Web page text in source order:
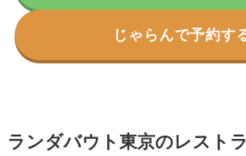
じゃらんで予約す
ランダバウト東京のレスト